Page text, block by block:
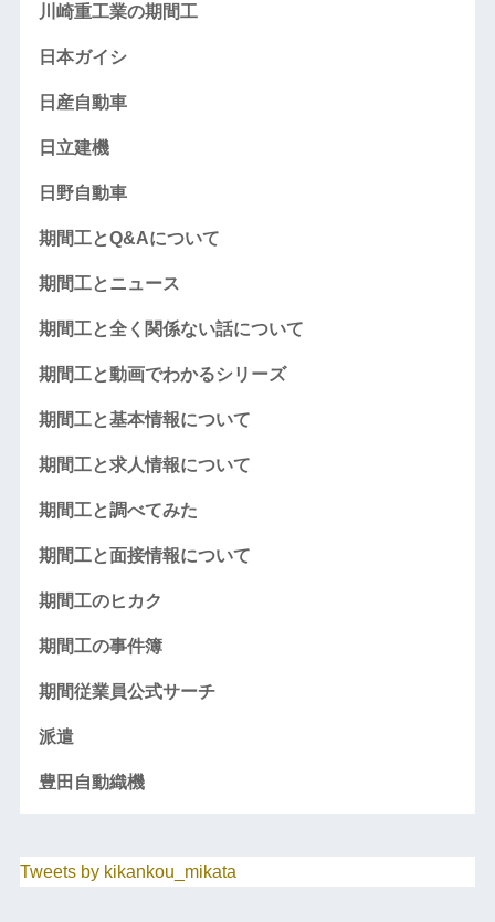
川崎重工業の期間工
日本ガイシ
日産自動車
日立建機
日野自動車
期間工とQ&Aについて
期間工とニュース
期間工と全く関係ない話について
期間工と動画でわかるシリーズ
期間工と基本情報について
期間工と求人情報について
期間工と調べてみた
期間工と面接情報について
期間工のヒカク
期間工の事件簿
期間従業員公式サーチ
派遣
豊田自動織機
Tweets by kikankou_mikata